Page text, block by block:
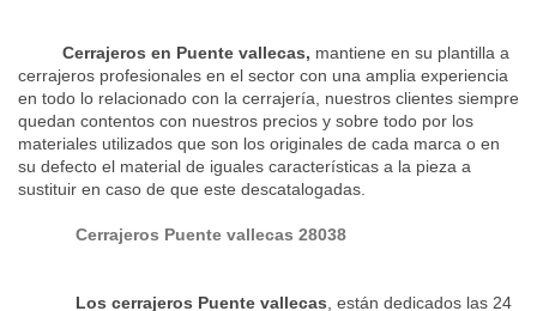
Cerrajeros en Puente vallecas, mantiene en su plantilla a
cerrajeros profesionales en el sector con una amplia experiencia
en todo lo relacionado con la cerrajería, nuestros clientes siempre
quedan contentos con nuestros precios y sobre todo por los
materiales utilizados que son los originales de cada marca o en
su defecto el material de iguales características a la pieza a
sustituir en caso de que este descatalogadas.
Cerrajeros Puente vallecas 28038
Los cerrajeros Puente vallecas, están dedicados las 24